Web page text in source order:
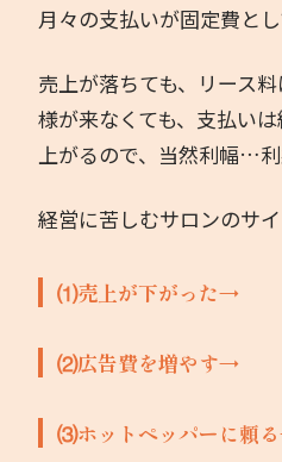
月々の支払いが固定費とし
売上が落ちても、リース
様が来なくても、支払い
上がるので、当然利幅…利
経営に苦しむサロンのサ
⑴売上が下がった→
⑵広告費を増やす→
⑶ホットペッパーに頼